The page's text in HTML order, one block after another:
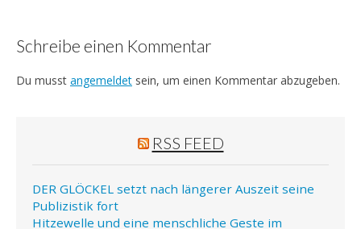
Schreibe einen Kommentar
Du musst angemeldet sein, um einen Kommentar abzugeben.
RSS FEED
DER GLÖCKEL setzt nach längerer Auszeit seine
Publizistik fort
Hitzewelle und eine menschliche Geste im